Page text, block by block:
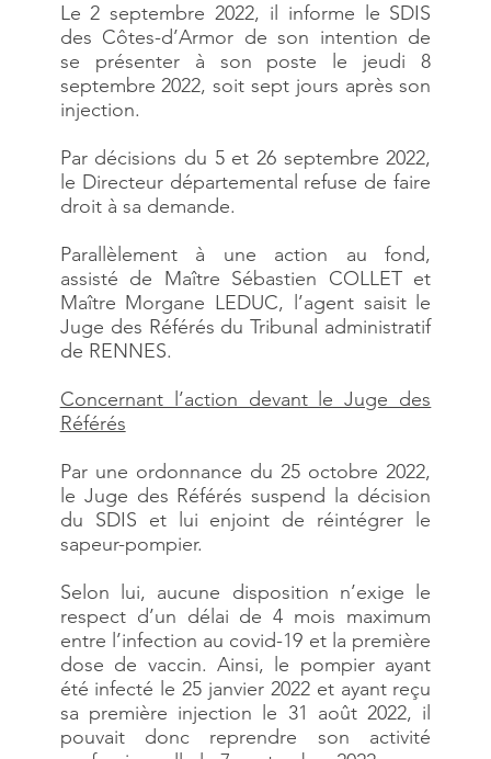
Le 2 septembre 2022, il informe le SDIS
des Côtes-d’Armor de son intention de
se présenter à son poste le jeudi 8
septembre 2022, soit sept jours après son
injection.
Par décisions du 5 et 26 septembre 2022,
le Directeur départemental refuse de faire
droit à sa demande.
Parallèlement à une action au fond,
assisté de Maître Sébastien COLLET et
Maître Morgane LEDUC, l’agent saisit le
Juge des Référés du Tribunal administratif
de RENNES.
Concernant l’action devant le Juge des
Référés
Par une ordonnance du 25 octobre 2022,
le Juge des Référés suspend la décision
du SDIS et lui enjoint de réintégrer le
sapeur-pompier.
Selon lui, aucune disposition n’exige le
respect d’un délai de 4 mois maximum
entre l’infection au covid-19 et la première
dose de vaccin. Ainsi, le pompier ayant
été infecté le 25 janvier 2022 et ayant reçu
sa première injection le 31 août 2022, il
pouvait donc reprendre son activité